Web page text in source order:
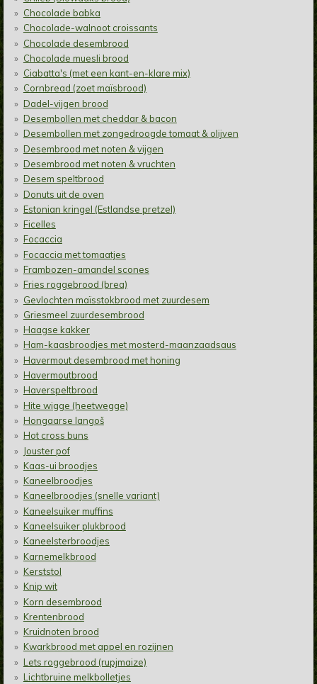
Chocolade babka
Chocolade-walnoot croissants
Chocolade desembrood
Chocolade muesli brood
Ciabatta's (met een kant-en-klare mix)
Cornbread (zoet maïsbrood)
Dadel-vijgen brood
Desembollen met cheddar & bacon
Desembollen met zongedroogde tomaat & olijven
Desembrood met noten & vijgen
Desembrood met noten & vruchten
Desem speltbrood
Donuts uit de oven
Estonian kringel (Estlandse pretzel)
Ficelles
Focaccia
Focaccia met tomaatjes
Frambozen-amandel scones
Fries roggebrood (brea)
Gevlochten maïsstokbrood met zuurdesem
Griesmeel zuurdesembrood
Haagse kakker
Ham-kaasbroodjes met mosterd-maanzaadsaus
Havermout desembrood met honing
Havermoutbrood
Haverspeltbrood
Hite wigge (heetwegge)
Hongaarse langoš
Hot cross buns
Jouster pof
Kaas-ui broodjes
Kaneelbroodjes
Kaneelbroodjes (snelle variant)
Kaneelsuiker muffins
Kaneelsuiker plukbrood
Kaneelsterbroodjes
Karnemelkbrood
Kerststol
Knip wit
Korn desembrood
Krentenbrood
Kruidnoten brood
Kwarkbrood met appel en rozijnen
Lets roggebrood (rupjmaize)
Lichtbruine melkbolletjes